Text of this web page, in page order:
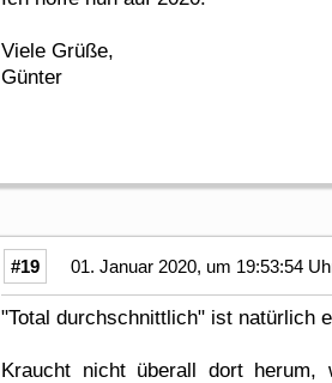
Viele Grüße,
Günter
#19 01. Januar 2020, um 19:53:54
"Total durchschnittlich" ist natürlich
Kraucht nicht überall dort